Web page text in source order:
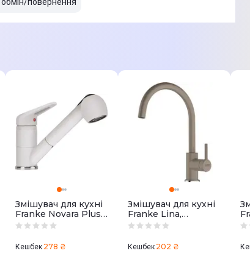
Змішувач для кухні
Franke Novara Plus,
довж.виливу -
(115.0470.669)
Кешбек 278 ₴
Змішувач для кухні
Franke Lina,
довжина виливу
поворотний
115.0626.028)
Кешбек 202 ₴